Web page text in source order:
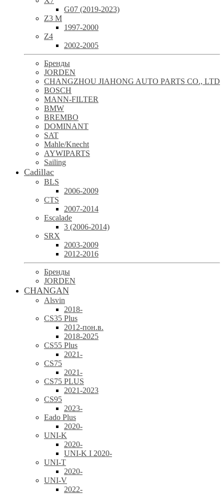
G07 (2019-2023)
Z3 M
1997-2000
Z4
2002-2005
Бренды
JORDEN
CHANGZHOU JIAHONG AUTO PARTS CO., LTD
BOSCH
MANN-FILTER
BMW
BREMBO
DOMINANT
SAT
Mahle/Knecht
AYWIPARTS
Sailing
Cadillac
BLS
2006-2009
CTS
2007-2014
Escalade
3 (2006-2014)
SRX
2003-2009
2012-2016
Бренды
JORDEN
CHANGAN
Alsvin
2018-
CS35 Plus
2012-пон.в.
2018-2025
CS55 Plus
2021-
CS75
2021-
CS75 PLUS
2021-2023
CS95
2023-
Eado Plus
2020-
UNI-K
2020-
UNI-K I 2020-
UNI-T
2020-
UNI-V
2022-